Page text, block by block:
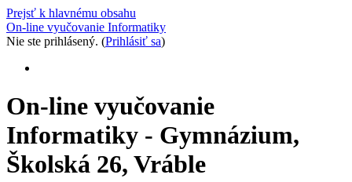
Prejsť k hlavnému obsahu
On-line vyučovanie Informatiky
Nie ste prihlásený. (Prihlásiť sa)
On-line vyučovanie
Informatiky - Gymnázium,
Školská 26, Vráble